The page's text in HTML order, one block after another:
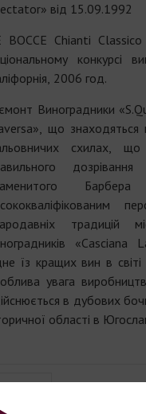
від 15.09.1992
BOCCE Chianti
конкурсі
2006 год.
Виноградники
що знаходяться
схилах,
традицій
«Casciana
їз кращих вин в
увага
в дубових
області в